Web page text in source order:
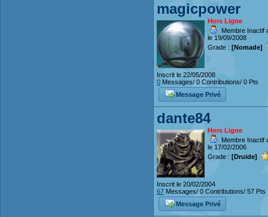
magicpower
Hors Ligne
Membre Inactif
le 19/09/2008
Grade : [Nomade]
Inscrit le 22/05/2008
0 Messages/ 0 Contributions/ 0 Pts
Message Privé
dante84
Hors Ligne
Membre Inactif
le 17/02/2006
Grade : [Druide]
Inscrit le 20/02/2004
67 Messages/ 0 Contributions/ 57 Pts
Message Privé